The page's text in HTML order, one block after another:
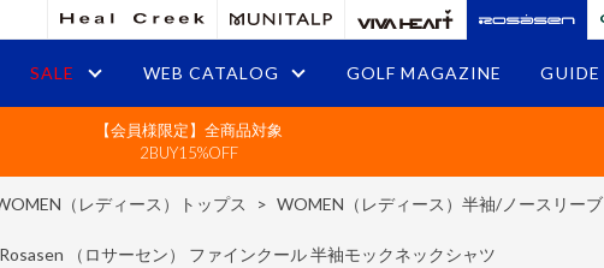
SALE WEB CATALOG GOLF MAGAZINE GUIDE
【会員様限定】全商品対象
2BUY15%OFF
（レディース）トップス > WOMEN（レディース）半袖/ノースリーブ
Rosasen （ロサーセン） ファインクール 半袖モックネックシャツ